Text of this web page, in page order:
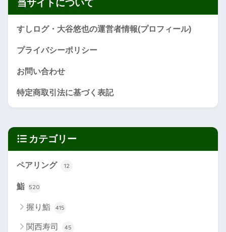
当サイトについて
すしログ・大谷悠也の運営者情報(プロフィール)
プライバシーポリシー
お問い合わせ
特定商取引法に基づく表記
カテゴリー
ペアリング 12
鮨 520
握り鮨 415
関西寿司 45